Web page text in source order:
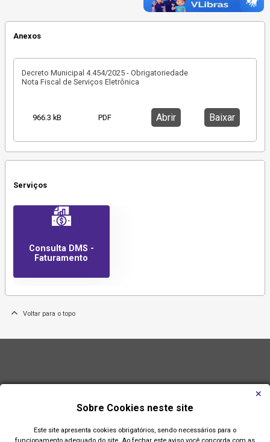
Anexos
Decreto Municipal 4.454/2025 - Obrigatoriedade
Nota Fiscal de Serviços Eletrônica
966.3 kB PDF Abrir Baixar
Serviços
Consulta DMS -
Faturamento
Voltar para o topo
Sobre Cookies neste site
Este site apresenta cookies obrigatórios, sendo necessários para o